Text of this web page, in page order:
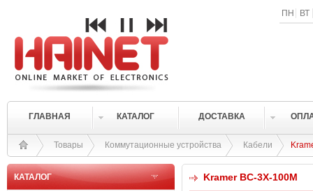
ПН ВТ
ГЛАВНАЯ КАТАЛОГ ДОСТАВКА
Товары Коммутационные устройства Кабели
КАТАЛОГ Kramer BC-3X-100M